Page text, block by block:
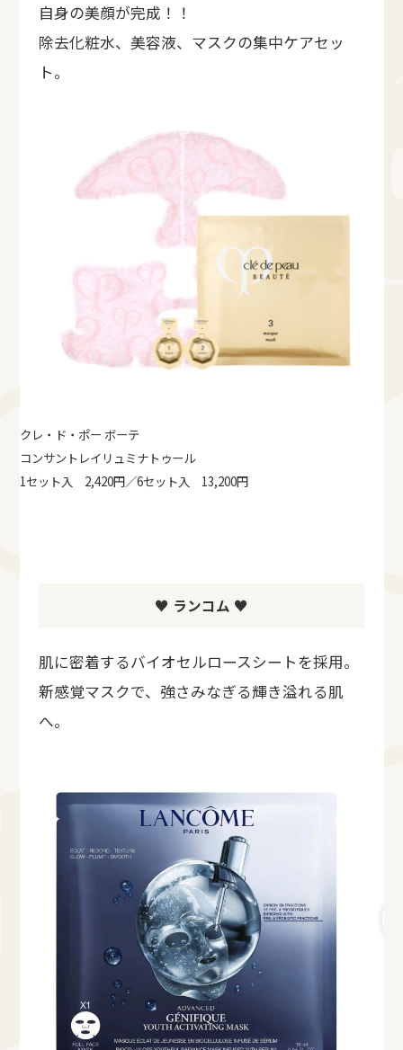
自身の美顔が完成！！
除去化粧水、美容液、マスクの集中ケアセッ
ト。
クレ・ド・ポー ボーテ
コンサントレイリュミナトゥール
1セット入 2,420円／6セット入 13,200円
♥ ランコム ♥
肌に密着するバイオセルロースシートを採用。
新感覚マスクで、強さみなぎる輝き溢れる肌
へ。